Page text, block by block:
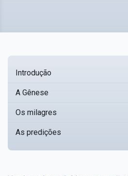
Introdução
A Gênese
Os milagres
As predições